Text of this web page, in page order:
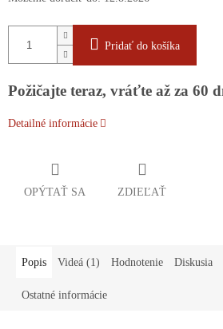
Pridať do košíka
Požičajte teraz, vráťte až za 60
Detailné informácie
OPÝTAŤ SA ZDIEĽAŤ
Popis Videá (1) Hodnotenie Diskusia
Ostatné informácie